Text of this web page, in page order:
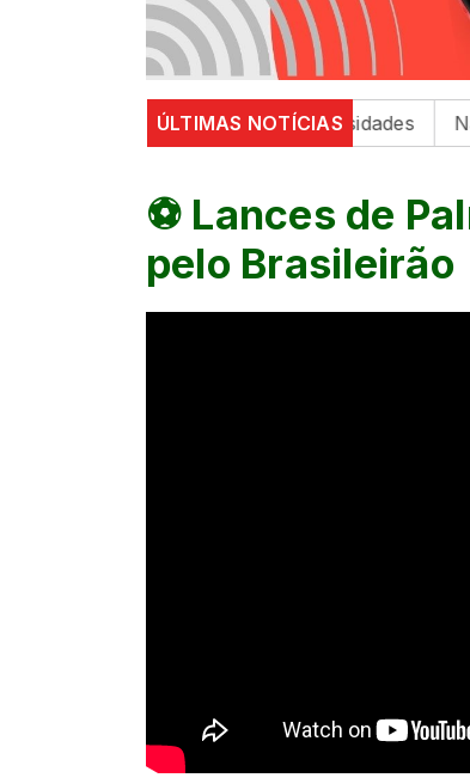
ÚLTIMAS NOTÍCIAS
saúde mental em universidades Na UEM,
⚽ Lances de
pelo Brasileirão